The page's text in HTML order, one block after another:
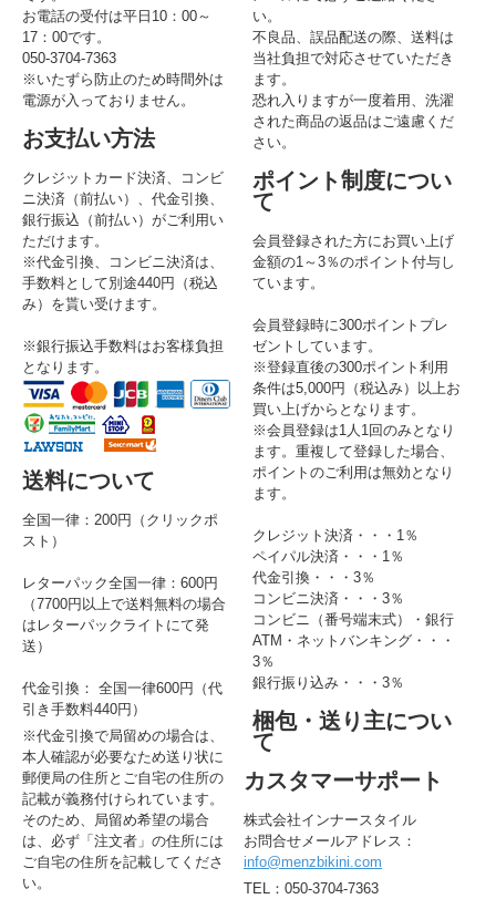
お電話の受付は平日10：00～
17：00です。
050-3704-7363
※いたずら防止のため時間外は
電源が入っておりません。
お支払い方法
クレジットカード決済、コンビ
ニ決済（前払い）、代金引換、
銀行振込（前払い）がご利用い
ただけます。
※代金引換、コンビニ決済は、
手数料として別途440円（税込
み）を貰い受けます。
※銀行振込手数料はお客様負担
となります。
送料について
全国一律：200円（クリックポ
スト）
レターパック全国一律：600円
（7700円以上で送料無料の場合
はレターパックライトにて発
送）
代金引換： 全国一律600円（代
引き手数料440円）
※代金引換で局留めの場合は、
本人確認が必要なため送り状に
郵便局の住所とご自宅の住所の
記載が義務付けられています。
そのため、局留め希望の場合
は、必ず「注文者」の住所には
ご自宅の住所を記載してくださ
い。
い。
不良品、誤品配送の際、送料は
当社負担で対応させていただき
ます。
恐れ入りますが一度着用、洗濯
された商品の返品はご遠慮くだ
さい。
ポイント制度につい
て
会員登録された方にお買い上げ
金額の1～3％のポイント付与し
ています。
会員登録時に300ポイントプレ
ゼントしています。
※登録直後の300ポイント利用
条件は5,000円（税込み）以上お
買い上げからとなります。
※会員登録は1人1回のみとなり
ます。重複して登録した場合、
ポイントのご利用は無効となり
ます。
クレジット決済・・・1％
ペイパル決済・・・1％
代金引換・・・3％
コンビニ決済・・・3％
コンビニ（番号端末式）・銀行
ATM・ネットバンキング・・・
3％
銀行振り込み・・・3％
梱包・送り主につい
て
カスタマーサポート
株式会社インナースタイル
お問合せメールアドレス：
info@menzbikini.com
TEL：050-3704-7363